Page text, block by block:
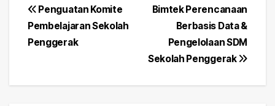
Post
navigation
Bimtek Perencanaan
Berbasis Data &
Pengelolaan SDM
Sekolah Penggerak
Penguatan Komite
Pembelajaran Sekolah
Penggerak